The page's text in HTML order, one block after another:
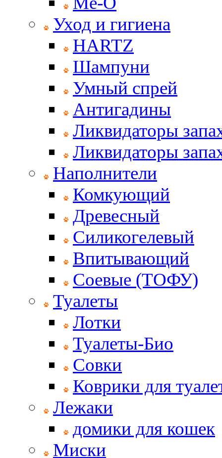
Уход и гигиена
HARTZ
Шампуни
Умный спрей
Антигадины
Ликвидаторы
Ликвидаторы
Наполнители
Комкующий
Древесный
Силикогелевый
Впитывающий
Соевые (ТОФУ)
Туалеты
Лотки
Туалеты-Био
Совки
Коврики для
Лежаки
домики для кошек
Миски